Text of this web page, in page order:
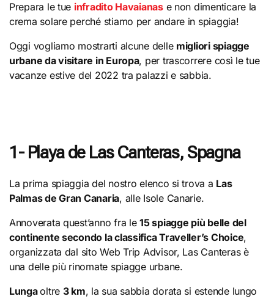
Prepara le tue infradito Havaianase non dimenticare la
crema solare perché stiamo per andare in spiaggia!
Oggi vogliamo mostrarti alcune delle migliori spiagge
urbane da visitare in Europa, per trascorrere così le tue
vacanze estive del 2022 tra palazzi e sabbia.
1- Playa de Las Canteras, Spagna
La prima spiaggia del nostro elenco si trova a Las
Palmas de Gran Canaria, alle Isole Canarie.
Annoverata quest’anno fra le15 spiagge più belle del
continente secondo la classifica Traveller’s Choice,
organizzata dal sito Web Trip Advisor, Las Canteras è
una delle più rinomate spiagge urbane.
Lungaoltre 3 km, la sua sabbia dorata si estende lungo